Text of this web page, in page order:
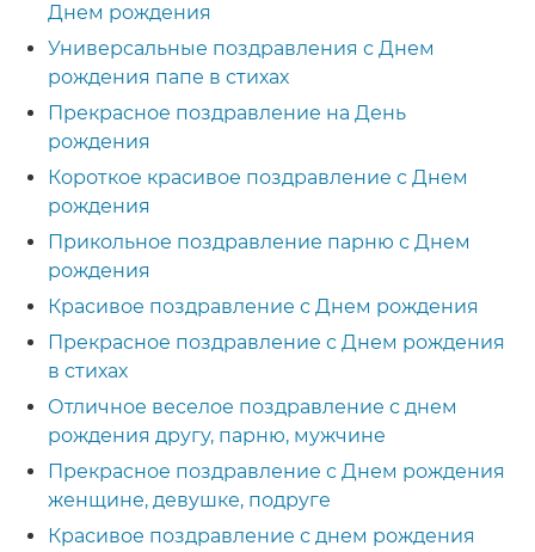
Днем рождения
Универсальные поздравления с Днем
рождения папе в стихах
Прекрасное поздравление на День
рождения
Короткое красивое поздравление с Днем
рождения
Прикольное поздравление парню с Днем
рождения
Красивое поздравление с Днем рождения
Прекрасное поздравление с Днем рождения
в стихах
Отличное веселое поздравление с днем
рождения другу, парню, мужчине
Прекрасное поздравление с Днем рождения
женщине, девушке, подруге
Красивое поздравление с днем рождения